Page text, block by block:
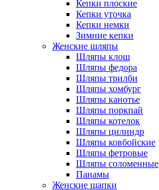
Кепки плоские
Кепки уточка
Кепки немки
Зимние кепки
Женские шляпы
Шляпы клош
Шляпы федора
Шляпы трилби
Шляпы хомбург
Шляпы канотье
Шляпы поркпай
Шляпы котелок
Шляпы цилиндр
Шляпы ковбойские
Шляпы фетровые
Шляпы соломенные
Панамы
Женские шапки